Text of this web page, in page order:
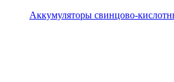
Аккумуляторы свинцово-